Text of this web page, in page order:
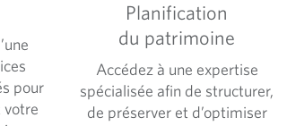
pour
votre
Planification
du patrimoine
Accédez à une expertise
spécialisée afin de structurer,
de préserver et d’optimiser